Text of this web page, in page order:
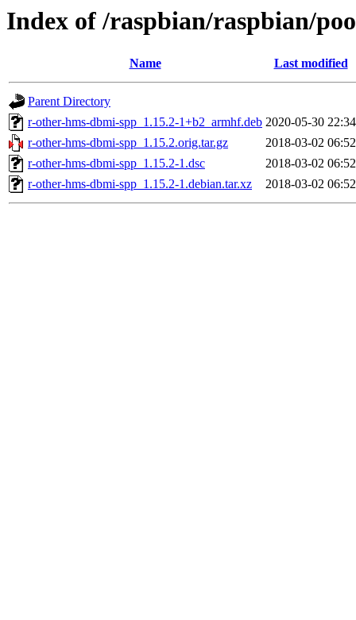
Index of /raspbian/raspbian/
Name Last modified
Parent Directory
r-other-hms-dbmi-spp_1.15.2-1+b2_armhf.deb 2020-05-30 22:34
r-other-hms-dbmi-spp_1.15.2.orig.tar.gz
2018-03-02 06:52
r-other-hms-dbmi-spp_1.15.2-1.dsc
2018-03-02 06:52
r-other-hms-dbmi-spp_1.15.2-1.debian.tar.xz
2018-03-02 06:52